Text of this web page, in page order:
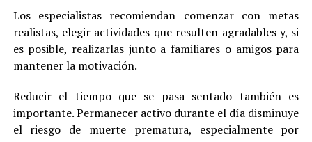
Los especialistas recomiendan comenzar con metas
realistas, elegir actividades que resulten agradables y, si
es posible, realizarlas junto a familiares o amigos para
mantener la motivación.
Reducir el tiempo que se pasa sentado también es
importante. Permanecer activo durante el día disminuye
el riesgo de muerte prematura, especialmente por